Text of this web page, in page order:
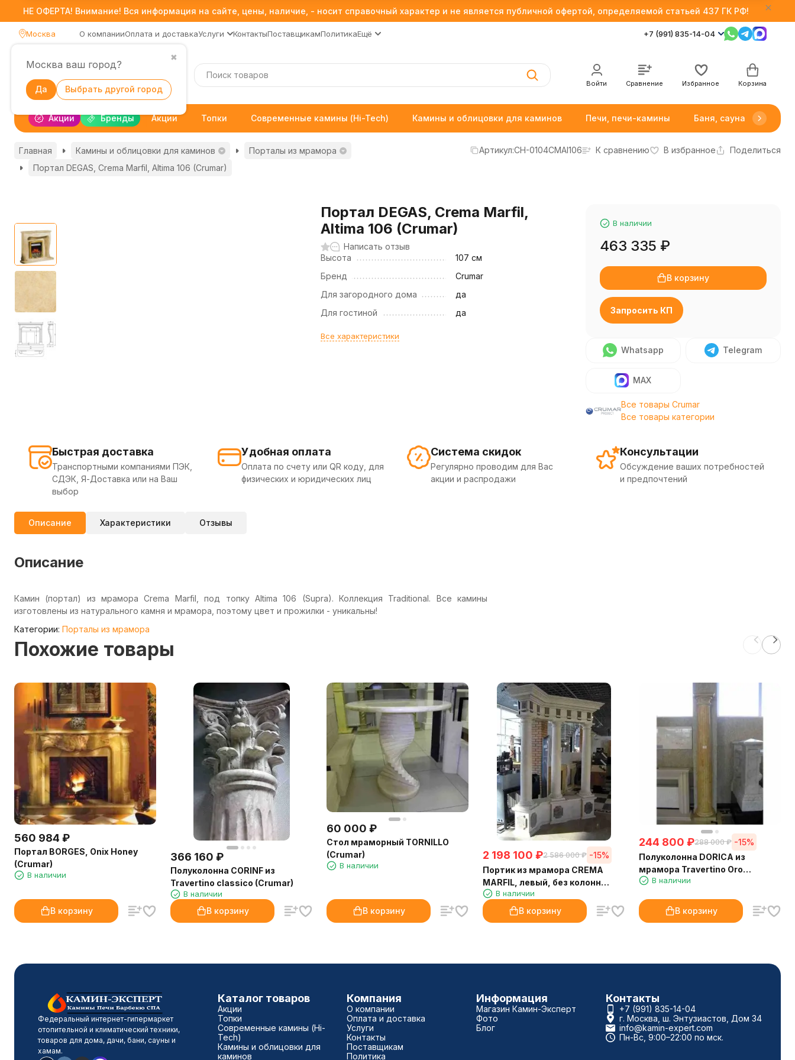
НЕ ОФЕРТА! Внимание! Вся информация на сайте, цены, наличие, - носит справочный характер и не является публичной офертой, определяемой статьей 437 ГК РФ!
Москва
✖
Москва ваш город?
Да Выбрать другой город
О компанииОплата и доставкаУслуги КонтактыПоставщикамПолитикаЕщё +7 (991) 835-14-04
Войти Сравнение Избранное Корзина
Акции Бренды Акции Топки Современные камины (Hi-Tech) Камины и облицовки для каминов Печи, печи-камины Баня, сауна
Главная Камины и облицовки для каминов
Порталы из мрамора
Портал DEGAS, Crema Marfil, Altima 106 (Crumar)
Артикул:CH-0104CMAl106 К сравнению В избранное Поделиться
Портал DEGAS, Crema Marfil,
Altima 106 (Crumar)
Написать отзыв
Высота
107 см
Бренд
Crumar
Для загородного дома
да
Для гостиной
да
Все характеристики
В наличии
463 335 ₽
В корзину
Запросить КП
Whatsapp Telegram
MAX
Все товары Crumar
Все товары категории
Быстрая доставка
Транспортными компаниями ПЭК,
СДЭК, Я-Доставка или на Ваш
выбор
Удобная оплата
Оплата по счету или QR коду, для
физических и юридических лиц
Система скидок
Регулярно проводим для Вас
акции и распродажи
Консультации
Обсуждение ваших потребностей
и предпочтений
Описание Характеристики Отзывы
Описание
Камин (портал) из мрамора Crema Marfil, под топку Altima 106 (Supra). Коллекция Traditional. Все камины
изготовлены из натурального камня и мрамора, поэтому цвет и прожилки - уникальны!
Категории: Порталы из мрамора
Похожие товары
560 984 ₽
Портал BORGES, Onix Honey
(Crumar)
В наличии
В корзину
366 160 ₽
Полуколонна CORINF из
Travertino classico (Crumar)
В наличии
В корзину
60 000 ₽
Стол мраморный TORNILLO
(Crumar)
В наличии
В корзину
2 198 100 ₽2 586 000 ₽ -15%
Портик из мрамора CREMA
MARFIL, левый, без колонн
(Crumar)
В наличии
В корзину
244 800 ₽288 000 ₽ -15%
Полуколонна DORICA из
мрамора Travertino Oro
(Crumar)
В наличии
В корзину
Федеральный интернет-гипермаркет
отопительной и климатический техники,
товаров для дома, дачи, бани, сауны и
хамам.
Каталог товаров
Акции
Топки
Современные камины (Hi-
Tech)
Камины и облицовки для
каминов
Компания
О компании
Оплата и доставка
Услуги
Контакты
Поставщикам
Политика
Информация
Магазин Камин-Эксперт
Фото
Блог
Контакты
+7 (991) 835-14-04
г. Москва, ш. Энтузиастов, Дом 34
info@kamin-expert.com
Пн-Вс, 9:00–22:00 по мск.